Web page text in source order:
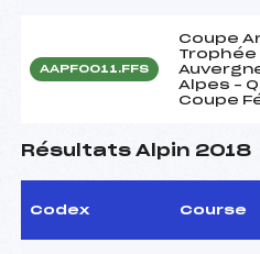
AAPF0011.FFS
Coupe
Trophée
Alpes –
Coupe
Résultats Alpin 2018
Codex Course